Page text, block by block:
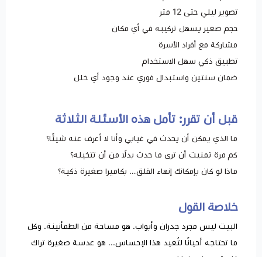
تصوير ليلي حتى 12 متر
حجم صغير يسهل تركيبه في أي مكان
مشاركة مع أفراد الأسرة
تطبيق ذكي سهل الاستخدام
ضمان سنتين واستبدال فوري عند وجود أي خلل
قبل أن تقرر: تأمل هذه الأسئلة الثلاثة
ما الذي يمكن أن يحدث في غيابي وأنا لا أعرف عنه شيئًا؟
كم مرة تمنيت أن ترى ما حدث بدلًا من أن تتخيله؟
ماذا لو كان بإمكانك إنهاء القلق… بكاميرا صغيرة ذكية؟
خلاصة القول
البيت ليس مجرد جدران وأبواب. هو مساحة من الطمأنينة. وكل
ما تحتاجه أحيانًا لتُعيد هذا الإحساس... هو عدسة صغيرة تراك